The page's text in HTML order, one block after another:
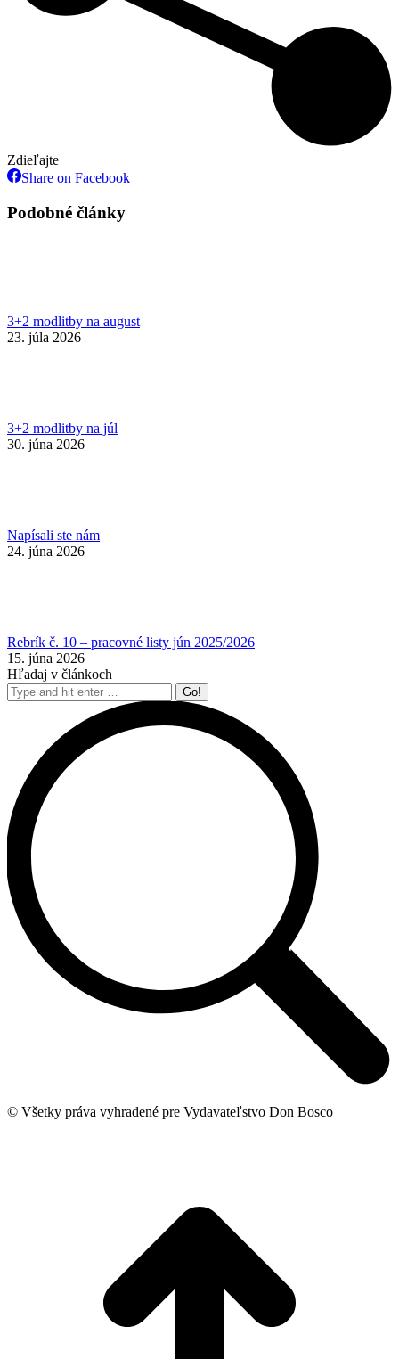
Zdieľajte
Share on FacebookShare
Podobné články
3+2 modlitby na august
23. júla 2026
3+2 modlitby na júl
30. júna 2026
Napísali ste nám
24. júna 2026
Rebrík č. 10 – pracovné listy jún 2025/2026
15. júna 2026
Hľadaj v článkoch
Search:
© Všetky práva vyhradené pre Vydavateľstvo Don Bosco